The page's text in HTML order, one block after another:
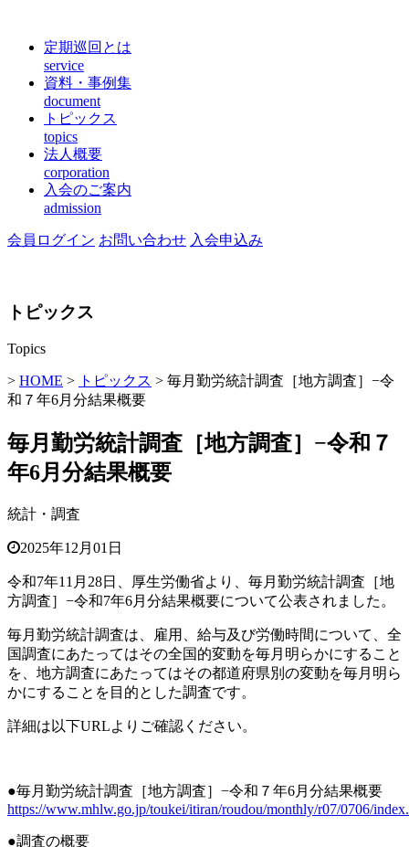
定期巡回とは
service
資料・事例集
document
トピックス
topics
法人概要
corporation
入会のご案内
admission
会員ログイン お問い合わせ 入会申込み
トピックス
Topics
> HOME > トピックス > 毎月勤労統計調査［地方調査］−令
和７年6月分結果概要
毎月勤労統計調査［地方調査］−令和７
年6月分結果概要
統計・調査
2025年12月01日
令和7年11月28日、厚生労働省より、毎月勤労統計調査［地
方調査］−令和7年6月分結果概要について公表されました。
毎月勤労統計調査は、雇用、給与及び労働時間について、全
国調査にあたってはその全国的変動を毎月明らかにすること
を、地方調査にあたってはその都道府県別の変動を毎月明ら
かにすることを目的とした調査です。
詳細は以下URLよりご確認ください。
●毎月勤労統計調査［地方調査］−令和７年6月分結果概要
https://www.mhlw.go.jp/toukei/itiran/roudou/monthly/r07/0706/
●調査の概要